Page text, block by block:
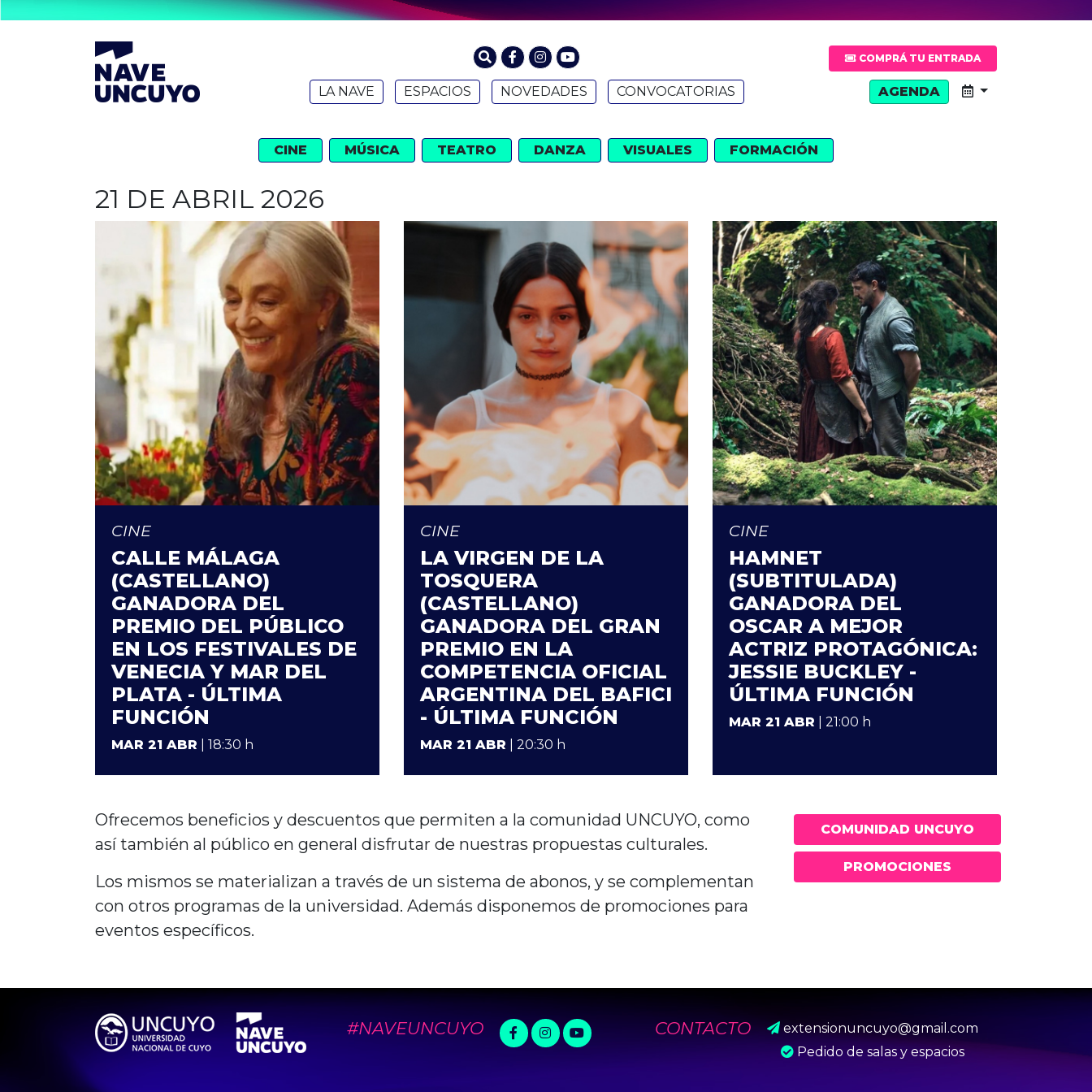
COMPRÁ TU ENTRADA
LA NAVE ESPACIOS NOVEDADES CONVOCATORIAS AGENDA
CINE MÚSICA TEATRO DANZA VISUALES FORMACIÓN
21 DE ABRIL 2026
CINE
CALLE MÁLAGA
(CASTELLANO)
GANADORA DEL
PREMIO DEL PÚBLICO
EN LOS FESTIVALES DE
VENECIA Y MAR DEL
PLATA - ÚLTIMA
FUNCIÓN
MAR 21 ABR | 18:30 h
CINE
LA VIRGEN DE LA
TOSQUERA
(CASTELLANO)
GANADORA DEL GRAN
PREMIO EN LA
COMPETENCIA OFICIAL
ARGENTINA DEL BAFICI
- ÚLTIMA FUNCIÓN
MAR 21 ABR | 20:30 h
CINE
HAMNET
(SUBTITULADA)
GANADORA DEL
OSCAR A MEJOR
ACTRIZ PROTAGÓNICA:
JESSIE BUCKLEY -
ÚLTIMA FUNCIÓN
MAR 21 ABR | 21:00 h
Ofrecemos beneficios y descuentos que permiten a la comunidad UNCUYO, como
así también al público en general disfrutar de nuestras propuestas culturales.
Los mismos se materializan a través de un sistema de abonos, y se complementan
con otros programas de la universidad. Además disponemos de promociones para
eventos específicos.
COMUNIDAD UNCUYO
PROMOCIONES
#NAVEUNCUYO CONTACTO
extensionuncuyo@gmail.com
Pedido de salas y espacios